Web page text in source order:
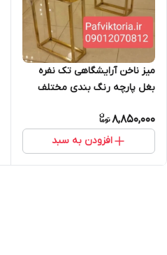
میز ناخن آرایشگاهی تک نفره
بغل پارچه رنگ بندی مختلف
8,850,000
افزودن به سبد